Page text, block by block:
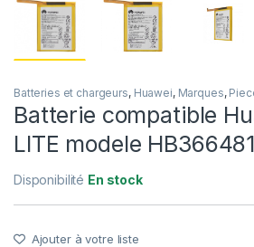
Batteries et chargeurs, Huawei, Marques,
Batterie compatible
LITE modele
Disponibilité En stock
Ajouter à votre liste